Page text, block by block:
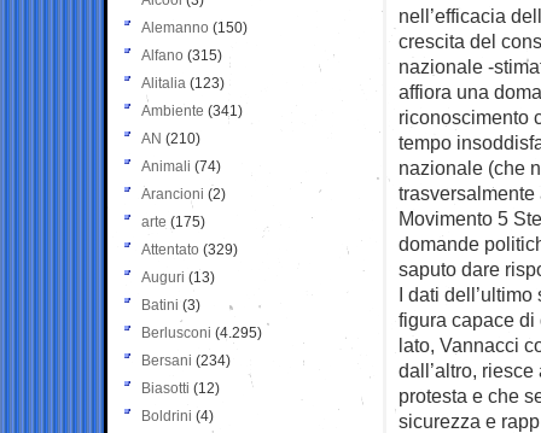
nell’efficacia
crescita del
nazionale -
affiora una
riconoscimento
tempo
nazionale (che
trasversalmente
Movimento 5
domande
saputo dare
I dati
figura capace di
lato, Vannacci
dall’altro,
protesta e che
sicurezza e
Alemanno (150)
Alfano (315)
Alitalia (123)
Ambiente (341)
AN (210)
Animali (74)
Arancioni (2)
arte (175)
Attentato (329)
Auguri (13)
Batini (3)
Berlusconi (4.295)
Bersani (234)
Biasotti (12)
Boldrini (4)